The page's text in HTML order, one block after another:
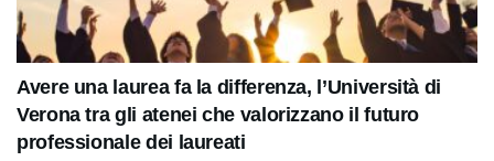
Avere una laurea fa la differenza, l’Università di
Verona tra gli atenei che valorizzano il futuro
professionale dei laureati